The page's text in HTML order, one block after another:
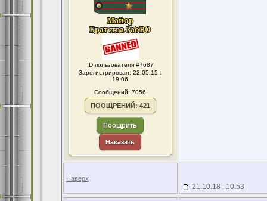
ID пользователя #7687
Зарегистрирован: 22.05.15 :
19:06
Сообщений: 7056
ПООЩРЕНИЙ: 421
Поощрить
Наказать
Наверх
21.10.18 : 10:53